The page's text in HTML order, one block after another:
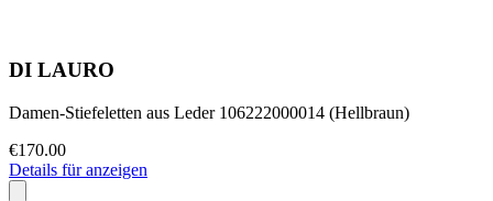
DI LAURO
Damen-Stiefeletten aus Leder 106222000014 (Hellbraun)
€170.00
Details für anzeigen